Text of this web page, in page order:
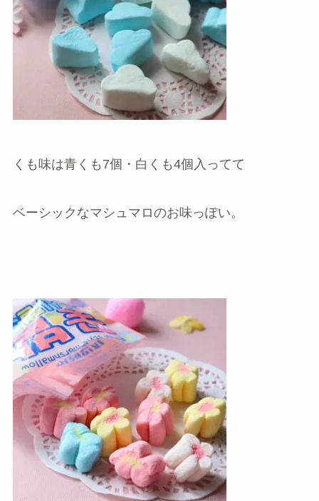
くも味は青くも7個・白くも4個入ってて
ベーシックなマシュマロのお味っぽい。